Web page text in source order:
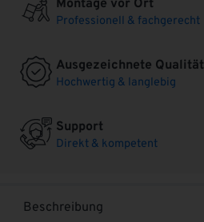
Montage vor Ort
Professionell & fachgerecht
Ausgezeichnete Qualität
Hochwertig & langlebig
Support
Direkt & kompetent
Beschreibung